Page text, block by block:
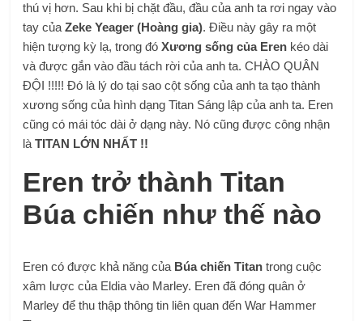
thú vị hơn. Sau khi bị chặt đầu, đầu của anh ta rơi ngay vào
tay củaZeke Yeager (Hoàng gia). Điều này gây ra một
hiện tượng kỳ lạ, trong đóXương sống của Eren kéo dài
và được gắn vào đầu tách rời của anh ta. CHÀO QUÂN
ĐỘI !!!!! Đó là lý do tại sao cột sống của anh ta tạo thành
xương sống của hình dạng Titan Sáng lập của anh ta. Eren
cũng có mái tóc dài ở dạng này. Nó cũng được công nhận
làTITAN LỚN NHẤT !!
Eren trở thành Titan
Búa chiến như thế nào
Eren có được khả năng của Búa chiến Titan trong cuộc
xâm lược của Eldia vào Marley. Eren đã đóng quân ở
Marley để thu thập thông tin liên quan đến War Hammer